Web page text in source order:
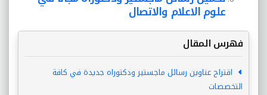
علوم الاعلام والاتصال
فهرس المقال
اقتراح عناوين رسائل ماجستير ودكتوراه جديدة في كافة
التخصصات